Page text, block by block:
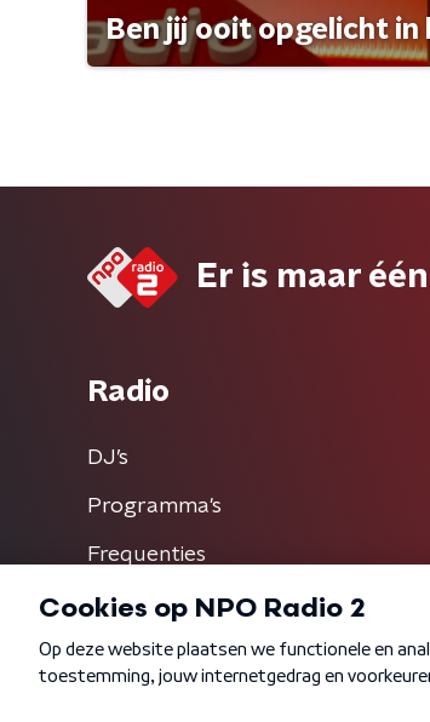
Ben jij ooit opgelicht in
Er is maar
Radio
DJ’s
Programma's
Frequenties
Algemene voorwaarden Privacybeleid